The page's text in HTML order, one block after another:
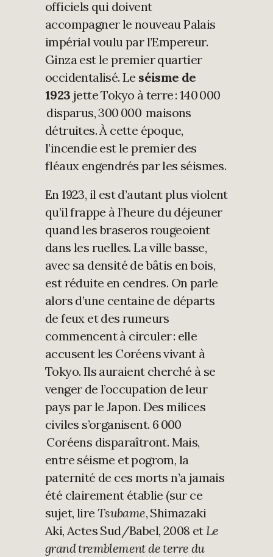
officiels qui doivent
accompagner le nouveau Palais
impérial voulu par l’Empereur.
Ginza est le premier quartier
occidentalisé. Le séisme de
1923 jette Tokyo à terre : 140 000
disparus, 300 000 maisons
détruites. À cette époque,
l’incendie est le premier des
fléaux engendrés par les séismes.
En 1923, il est d’autant plus violent
qu’il frappe à l’heure du déjeuner
quand les braseros rougeoient
dans les ruelles. La ville basse,
avec sa densité de bâtis en bois,
est réduite en cendres. On parle
alors d’une centaine de départs
de feux et des rumeurs
commencent à circuler : elle
accusent les Coréens vivant à
Tokyo. Ils auraient cherché à se
venger de l’occupation de leur
pays par le Japon. Des milices
civiles s’organisent. 6 000
Coréens disparaîtront. Mais,
entre séisme et pogrom, la
paternité de ces morts n’a jamais
été clairement établie (sur ce
sujet, lire Tsubame, Shimazaki
Aki, Actes Sud/Babel, 2008 et Le
grand tremblement de terre du